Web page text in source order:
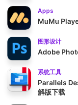
Apps
MuMu
图形设计
Adobe
系统工具
Parallels
解版下载